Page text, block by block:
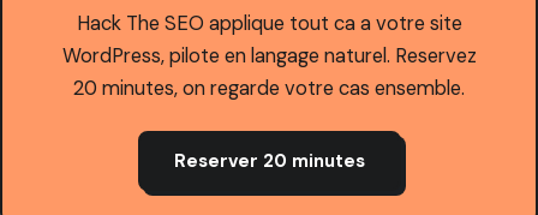
Hack The SEO applique tout ca a votre site
WordPress, pilote en langage naturel. Reservez
20 minutes, on regarde votre cas ensemble.
Reserver 20 minutes